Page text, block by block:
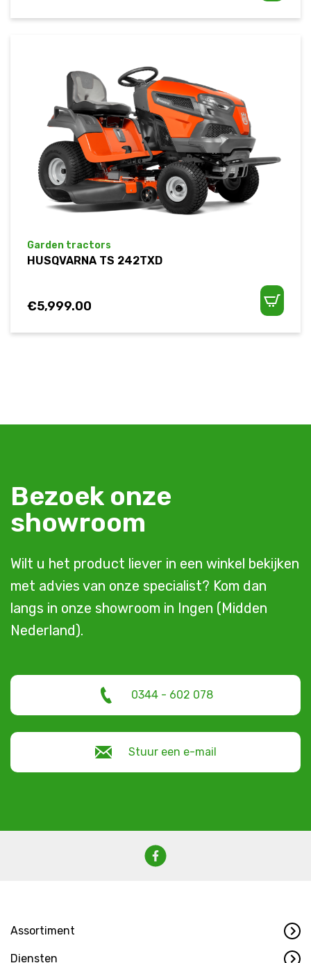
Garden tractors
HUSQVARNA TS 242TXD
€5,999.00
Bezoek onze
showroom
Wilt u het product liever in een winkel bekijken
met advies van onze specialist? Kom dan
langs in onze showroom in Ingen (Midden
Nederland).
0344 - 602 078
Stuur een e-mail
Assortiment
Diensten